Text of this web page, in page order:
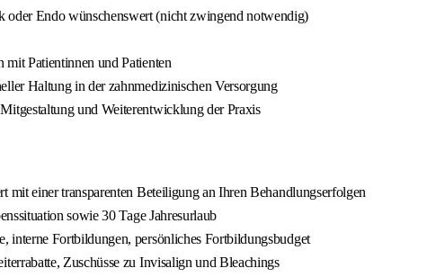
oder Endo wünschenswert (nicht zwingend notwendig)
Patientinnen und Patienten
Haltung in der zahnmedizinischen Versorgung
und Weiterentwicklung der Praxis
einer transparenten Beteiligung an Ihren Behandlungserfolgen
sowie 30 Tage Jahresurlaub
interne Fortbildungen, persönliches Fortbildungsbudget
Zuschüsse zu Invisalign und Bleachings